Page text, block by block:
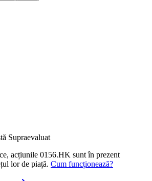
Supraevaluat
acțiunile 0156.HK sunt în prezent
lor de piață. Cum funcționează?